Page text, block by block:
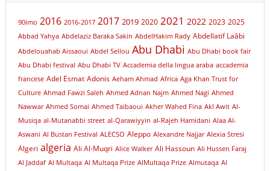
90imo 2016 2016-2017 2017 2019 2020 2021 2022 2023 2025
Abbad Yahya Abdelaziz Baraka Sakin AbdelHakim Rady Abdellatif Laâbi
Abdelouahab Aissaoui Abdel Sellou Abu Dhabi Abu Dhabi book fair
Abu Dhabi festival Abu Dhabi TV Accademia della lingua araba accademia
francese Adel Esmat Adonis Aeham Ahmad Africa Aga Khan Trust for
Culture Ahmad Fawzi Saleh Ahmed Adnan Najm Ahmed Nagi Ahmed
Nawwar Ahmed Somai Ahmed Taibaoui Akher Wahed Fina Akl Awit Al-
Musiqa al-Mutanabbi street al-Qarawiyyin al-Rajeh Hamidani Alaa Al-
Aswani Al Bustan Festival ALECSO Aleppo Alexandre Najjar Alexia Stresi
Algeri algeria Ali Al-Muqri Alice Walker Ali Hassoun Ali Hussen Faraj
Al Jaddaf Al Multaqa Al Multaqa Prize AlMultaqa Prize Almutaqa Al